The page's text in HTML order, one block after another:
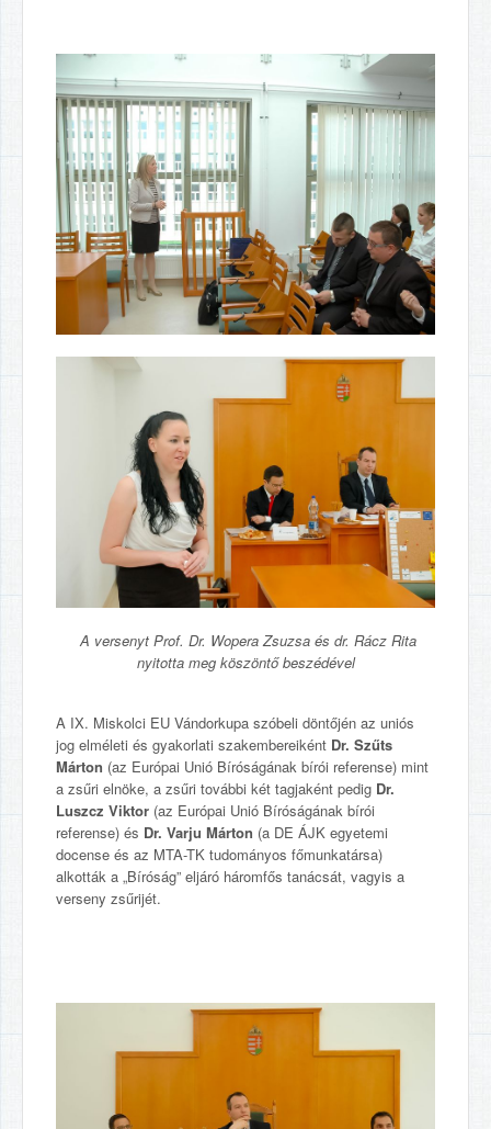
A versenyt Prof. Dr. Wopera Zsuzsa és dr. Rácz Rita
nyitotta meg köszöntő beszédével
A IX. Miskolci EU Vándorkupa szóbeli döntőjén az uniós
jog elméleti és gyakorlati szakembereiként Dr. Szűts
Márton (az Európai Unió Bíróságának bírói referense) mint
a zsűri elnöke, a zsűri további két tagjaként pedig Dr.
Luszcz Viktor (az Európai Unió Bíróságának bírói
referense) és Dr. Varju Márton (a DE ÁJK egyetemi
docense és az MTA-TK tudományos főmunkatársa)
alkották a „Bíróság” eljáró háromfős tanácsát, vagyis a
verseny zsűrijét.